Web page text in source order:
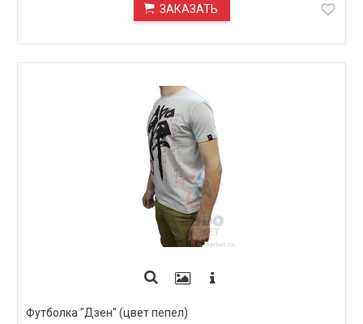
ЗАКАЗАТЬ
Футболка "Дзен" (цвет пепел)